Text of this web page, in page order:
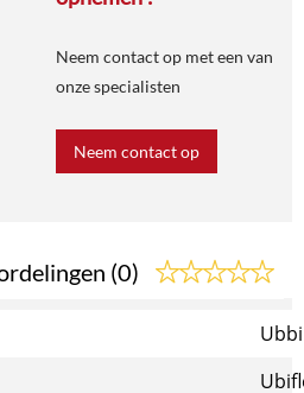
Neem contact op met een van
onze specialisten
Neem contact op
(0)